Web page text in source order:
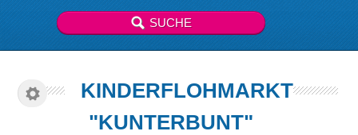
KINDERFLOHMARKT
"KUNTERBUNT"